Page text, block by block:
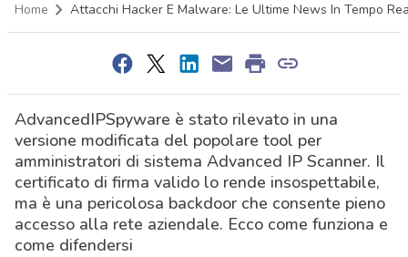
Home Attacchi Hacker E Malware: Le Ultime News In Tempo
AdvancedIPSpyware è stato rilevato in una
versione modificata del popolare tool per
amministratori di sistema Advanced IP Scanner. Il
certificato di firma valido lo rende insospettabile,
ma è una pericolosa backdoor che consente pieno
accesso alla rete aziendale. Ecco come funziona e
come difendersi